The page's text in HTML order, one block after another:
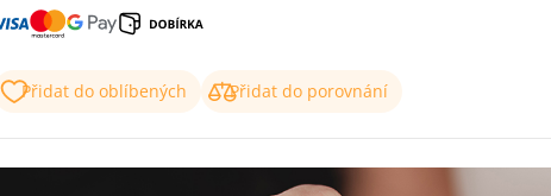
Přidat do oblíbených
Přidat do porovnání